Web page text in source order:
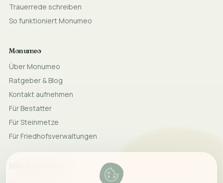
Trauerrede schreiben
So funktioniert Monumeo
Monumeo
Über Monumeo
Ratgeber & Blog
Kontakt aufnehmen
Für Bestatter
Für Steinmetze
Für Friedhofsverwaltungen